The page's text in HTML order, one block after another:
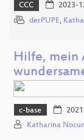
CCC 2023-
derPUPE,
Hilfe, mein
c-base
Katharina Nocun